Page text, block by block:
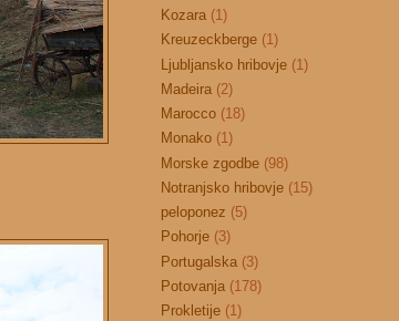
Kozara (1)
Kreuzeckberge (1)
Ljubljansko hribovje (1)
Madeira (2)
Marocco (18)
Monako (1)
Morske zgodbe (98)
Notranjsko hribovje (15)
peloponez (5)
Pohorje (3)
Portugalska (3)
Potovanja (178)
Prokletije (1)